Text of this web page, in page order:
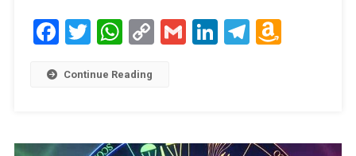
Facebook
Twitter
WhatsApp
CopyGmailLinkedIn
Telegram
Continue Reading